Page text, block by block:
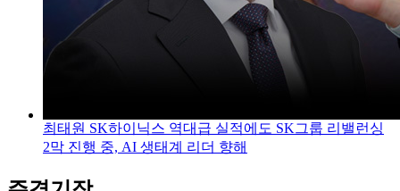
최태원 SK하이닉스 역대급 실적에도 SK그룹 리밸런싱
2막 진행 중, AI 생태계 리더 향해